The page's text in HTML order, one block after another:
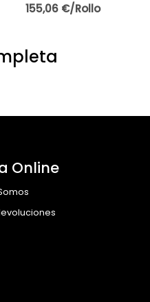
155,06 €/Rollo
Online